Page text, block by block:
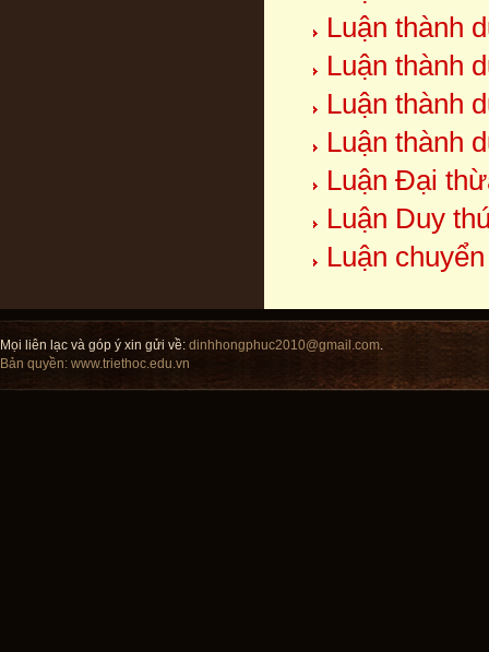
Luận thành
Luận thành
Luận thành
Luận thành
Luận Đại
Luận Duy
Luận
Mọi liên lạc và góp ý xin gửi về: dinhhongphuc2010@gmail.com.
Bản quyền: www.triethoc.edu.vn